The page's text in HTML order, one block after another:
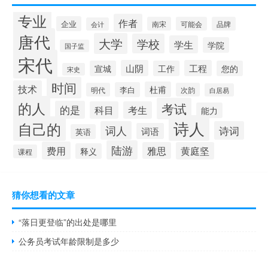
专业 企业 会计 作者 南宋 可能会 品牌
唐代 国子监 大学 学校 学生 学院
宋代 宋史 宣城 山阴 工作 工程 您的
技术 时间 明代 李白 杜甫 次韵 白居易
的人 的是 科目 考生 考试 能力
自己的 英语 词人 词语 诗人 诗词
课程 费用 释义 陆游 雅思 黄庭坚
猜你想看的文章
“落日更登临”的出处是哪里
公务员考试年龄限制是多少